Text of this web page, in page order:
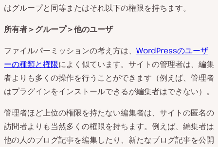
はグループと同等またはそれ以下の権限を持ちます。
所有者＞グループ＞他のユーザ
ファイルパーミッションの考え方は、 WordPressのユーザ
ーの種類と権限によく似ています。サイトの管理者は、編集
者よりも多くの操作を行うことができます（例えば、管理者
はプラグインをインストールできるが編集者はできない）。
管理者ほど上位の権限を持たない編集者は、サイトの匿名の
訪問者よりも当然多くの権限を持ちます。例えば、編集者は
他の人のブログ記事を編集したり、新たなブログ記事を公開